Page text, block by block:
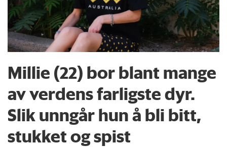
Millie (22) bor blant mange
av verdens farligste dyr.
Slik unngår hun å bli bitt,
stukket og spist